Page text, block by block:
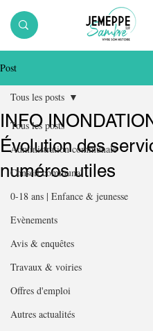
Post
Tous les posts
Administration communale
Conseil communal
0-18 ans | Enfance & jeunesse
Evènements
Avis & enquêtes
Travaux & voiries
Offres d'emploi
Autres actualités
Tous les posts
INFO
Évolution des
numéros utiles